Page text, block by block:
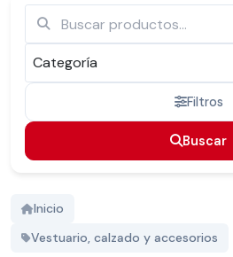
Filtros
Buscar
Inicio
Vestuario, calzado y accesorios